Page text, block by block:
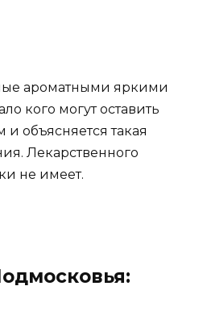
ароматными яркими
кого могут оставить
объясняется такая
Лекарственного
не имеет.